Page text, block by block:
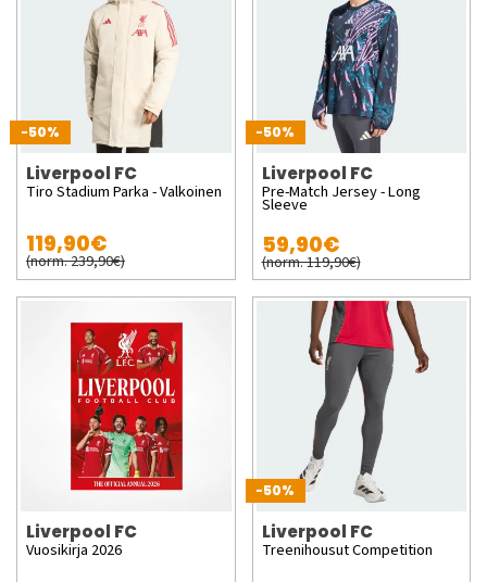
-50%
Liverpool FC
Tiro Stadium Parka - Valkoinen
119,90€
(norm. 239,90€)
-50%
Liverpool FC
Pre-Match Jersey - Long
Sleeve
59,90€
(norm. 119,90€)
Liverpool FC
Vuosikirja 2026
-50%
Liverpool FC
Treenihousut Competition